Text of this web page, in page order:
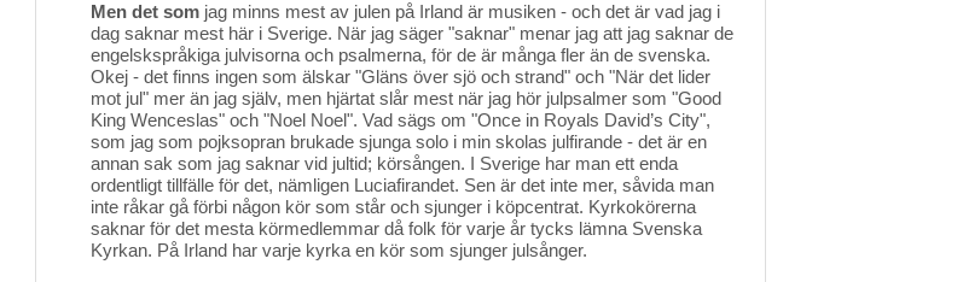
Men det som jag minns mest av julen på Irland är musiken - och det är vad jag i
dag saknar mest här i Sverige. När jag säger "saknar" menar jag att jag saknar de
engelskspråkiga julvisorna och psalmerna, för de är många fler än de svenska.
Okej - det finns ingen som älskar "Gläns över sjö och strand" och "När det lider
mot jul" mer än jag själv, men hjärtat slår mest när jag hör julpsalmer som "Good
King Wenceslas" och "Noel Noel". Vad sägs om "Once in Royals David’s City",
som jag som pojksopran brukade sjunga solo i min skolas julfirande - det är en
annan sak som jag saknar vid jultid; körsången. I Sverige har man ett enda
ordentligt tillfälle för det, nämligen Luciafirandet. Sen är det inte mer, såvida man
inte råkar gå förbi någon kör som står och sjunger i köpcentrat. Kyrkokörerna
saknar för det mesta körmedlemmar då folk för varje år tycks lämna Svenska
Kyrkan. På Irland har varje kyrka en kör som sjunger julsånger.